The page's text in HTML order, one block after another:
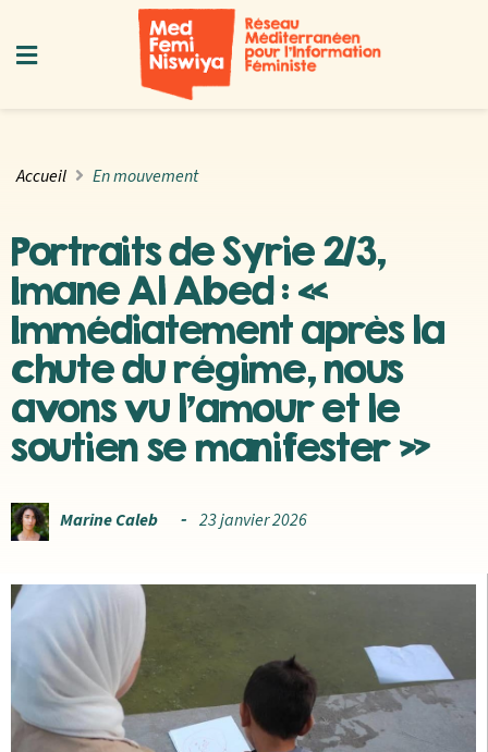
Accueil En mouvement
Portraits de Syrie 2/3,
Imane Al Abed : «
Immédiatement après la
chute du régime, nous
avons vu l’amour et le
soutien se manifester »
Marine Caleb 23 janvier 2026